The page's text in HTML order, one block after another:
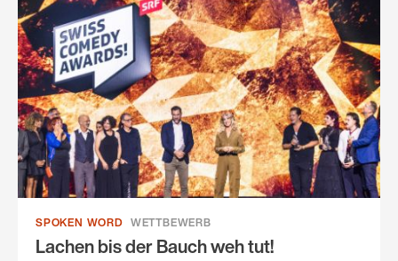
SPOKEN WORD​ WETTBEWERB
Lachen bis der Bauch weh tut!